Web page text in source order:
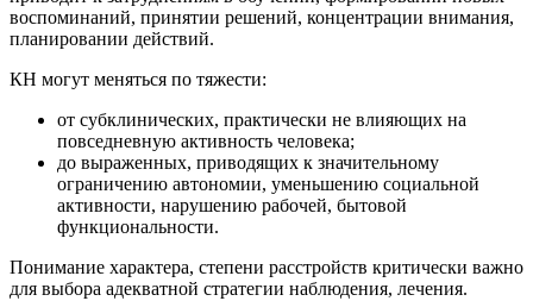
воспоминаний, принятии решений, концентрации внимания,
планировании действий.
КН могут меняться по тяжести:
от субклинических, практически не влияющих на
повседневную активность человека;
до выраженных, приводящих к значительному
ограничению автономии, уменьшению социальной
активности, нарушению рабочей, бытовой
функциональности.
Понимание характера, степени расстройств критически важно
для выбора адекватной стратегии наблюдения, лечения.